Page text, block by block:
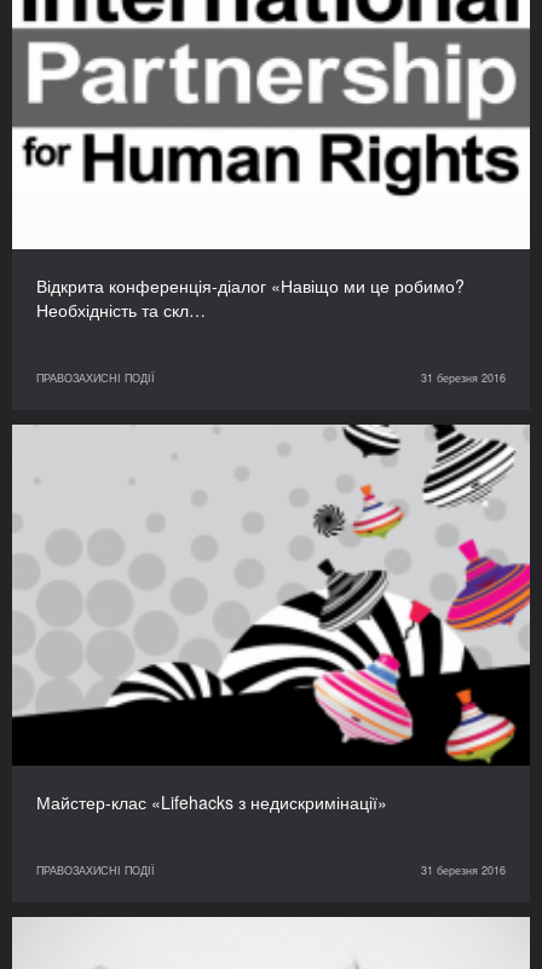
Відкрита конференція-діалог «Навіщо ми це робимо?
Необхідність та скл…
ПРАВОЗАХИСНІ ПОДІЇ 31 березня 2016
Майстер-клас «Lifehacks з недискримінації»
ПРАВОЗАХИСНІ ПОДІЇ 31 березня 2016